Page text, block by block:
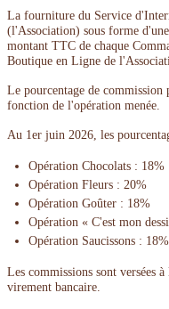
La fourniture du Service
(l'Association) sous forme
montant TTC de chaque
Boutique en Ligne de
Le pourcentage de
fonction de l'opération menée.
Au 1er juin 2026, les
Opération Chocolats : 18%
Opération Fleurs : 20%
Opération Goûter : 18%
Opération « C'est mon
Opération Saucissons : 18%
Les commissions sont versées
virement bancaire.